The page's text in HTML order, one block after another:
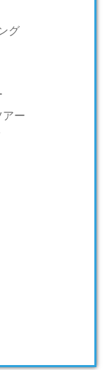
グ
ー